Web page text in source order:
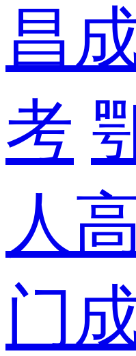
昌
考
人
门